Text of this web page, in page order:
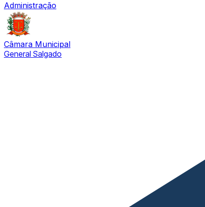
Administração
Câmara Municipal
General Salgado